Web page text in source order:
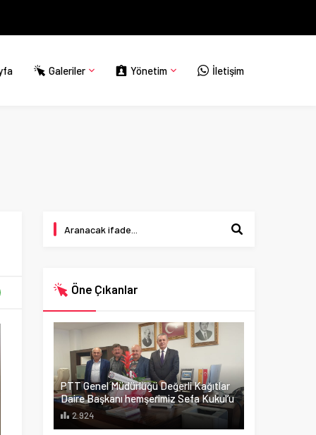
Galeriler Yönetim İletişim
Öne Çıkanlar
PTT Genel Müdürlüğü Değerli Kağıtlar
Daire Başkanı hemşerimiz Sefa Kukul’u
2.924